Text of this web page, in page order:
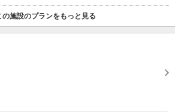
の施設のプランをもっと見る